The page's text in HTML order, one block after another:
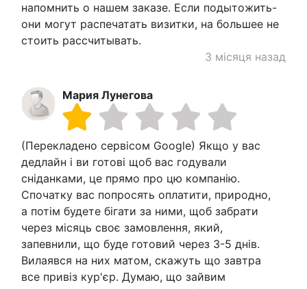
напомнить о нашем заказе. Если подытожить-
они могут распечатать визитки, на большее не
стоить рассчитывать.
3 місяця назад
Мария Лунегова
(Перекладено сервісом Google) Якщо у вас
дедлайн і ви готові щоб вас годували
сніданками, це прямо про цю компанію.
Спочатку вас попросять оплатити, природно,
а потім будете бігати за ними, щоб забрати
через місяць своє замовлення, який,
запевнили, що буде готовий через 3-5 днів.
Вилаявся на них матом, скажуть що завтра
все привіз кур'єр. Думаю, що зайвим